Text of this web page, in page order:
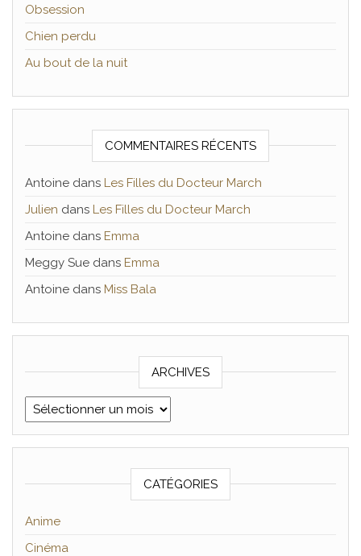
Obsession
Chien perdu
Au bout de la nuit
COMMENTAIRES RÉCENTS
Antoine dans Les Filles du Docteur March
Julien dans Les Filles du Docteur March
Antoine dans Emma
Meggy Sue dans Emma
Antoine dans Miss Bala
ARCHIVES
Archives
CATÉGORIES
Anime
Cinéma